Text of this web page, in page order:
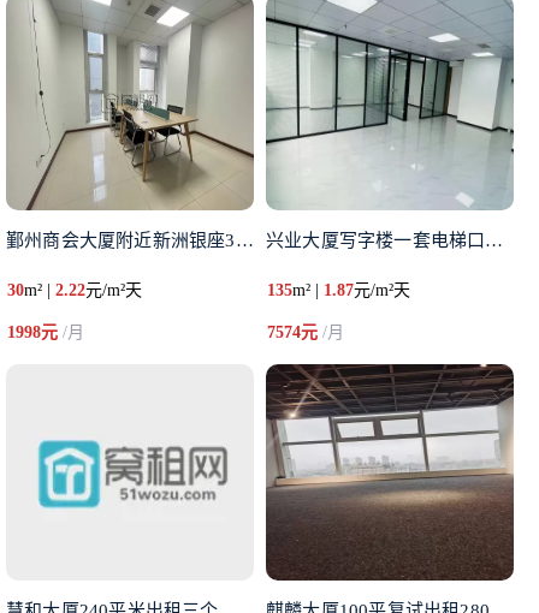
鄞州商会大厦附近新洲银座30平
30m² | 2.22元/m²天
1998元 /月
兴业大厦写字楼一套电梯口出租
135m² | 1.87元/m²天
7574元/月